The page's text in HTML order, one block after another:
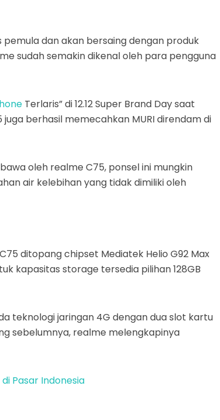
dan akan bersaing dengan produk
sudah semakin dikenal oleh para pengguna
Terlaris” di 12.12 Super Brand Day saat
berhasil memecahkan MURI direndam di
oleh realme C75, ponsel ini mungkin
air kelebihan yang tidak dimiliki oleh
ditopang chipset Mediatek Helio G92 Max
kapasitas storage tersedia pilihan 128GB
teknologi jaringan 4G dengan dua slot kartu
sebelumnya, realme melengkapinya
di Pasar Indonesia